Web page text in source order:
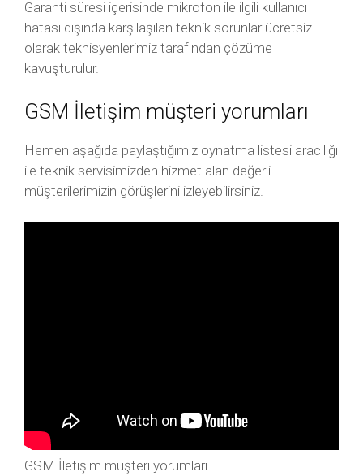
Garanti süresi içerisinde mikrofon ile ilgili kullanıcı
hatası dışında karşılaşılan teknik sorunlar ücretsiz
olarak teknisyenlerimiz tarafından çözüme
kavuşturulur.
GSM İletişim müşteri yorumları
Hemen aşağıda paylaştığımız oynatma listesi aracılığı
ile teknik servisimizden hizmet alan değerli
müşterilerimizin görüşlerini izleyebilirsiniz.
GSM İletişim müşteri yorumları